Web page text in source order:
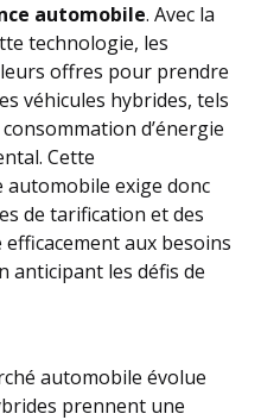
automobile. Avec la
technologie, les
offres pour prendre
véhicules hybrides, tels
d’énergie
Cette
exige donc
de tarification et des
aux besoins
anticipant les défis de
automobile évolue
prennent une